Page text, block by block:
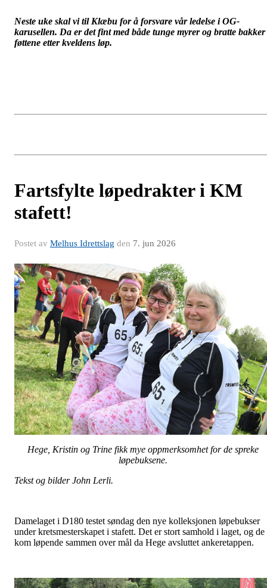
Neste uke skal vi til Klæbu for å forsvare vår ledelse i OG-
karusellen. Da er det fint med både tunge myrer og bratte
føttene etter kveldens løp.
Fartsfylte løpedrakter i KM
stafett!
Postet av Melhus Idrettslag den 7. jun 2026
Hege, Kristin og Trine fikk mye oppmerksomhet for de spreke
løpebuksene.
Tekst og bilder John Lerli.
Damelaget i D180 testet søndag den nye kolleksjonen løpebukser
under kretsmesterskapet i stafett. Det er stort samhold i laget, og de
kom løpende sammen over mål da Hege avsluttet ankeretappen.